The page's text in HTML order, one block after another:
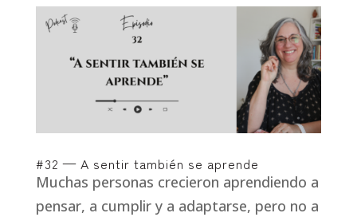
#32 — A sentir también se aprende
Muchas personas crecieron aprendiendo a
pensar, a cumplir y a adaptarse, pero no a